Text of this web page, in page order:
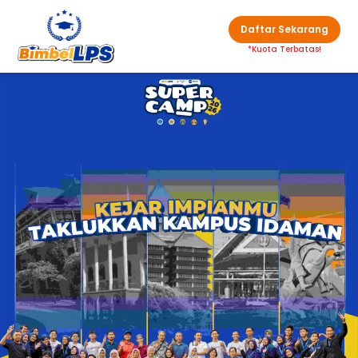
Daftar Sekarang
*Kuota Terbatas!